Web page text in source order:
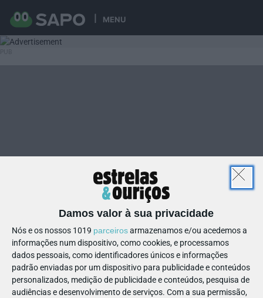
MENU
Damos valor à sua privacidade
Nós e os nossos 1019 parceirosarmazenamos e/ou acedemos a
informações num dispositivo, como cookies, e processamos
dados pessoais, como identificadores únicos e informações
padrão enviadas por um dispositivo para publicidade e conteúdos
personalizados, medição de publicidade e conteúdos, pesquisa de
audiências e desenvolvimento de serviços. Com a sua permissão,